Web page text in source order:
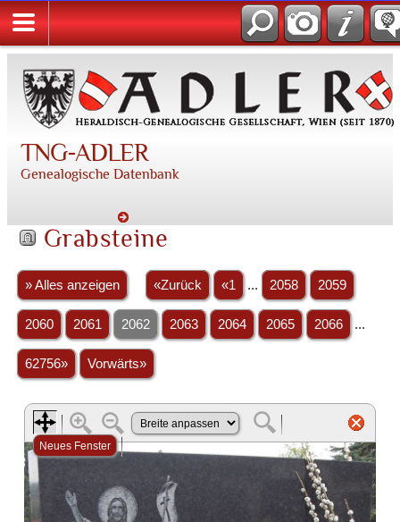
TNG-ADLER
Genealogische Datenbank
Grabsteine
» Alles anzeigen «Zurück «1 ... 2058 2059
2060 2061 2062 2063 2064 2065 2066 ...
62756» Vorwärts»